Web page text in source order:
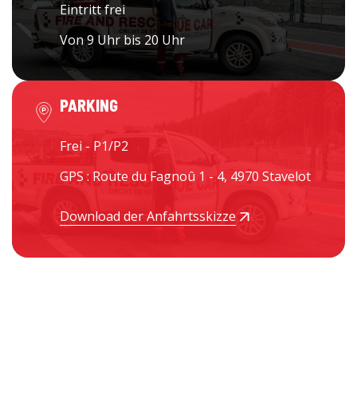
Eintritt frei
Von 9 Uhr bis 20 Uhr
PARKING
Frei - P1/P2
GPS : Route du Fagnoû 1 - 4, 4970 Stavelot
Download der Anfahrtsskizze